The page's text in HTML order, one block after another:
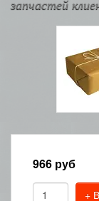
запчастей
966 руб
+